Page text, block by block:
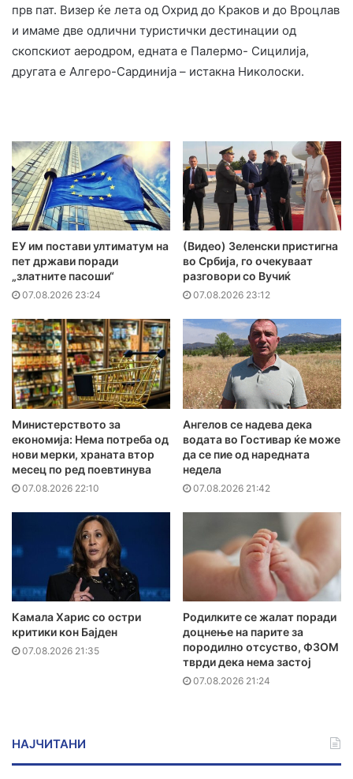
прв пат. Визер ќе лета од Охрид до Краков и до Вроцлав
и имаме две одлични туристички дестинации од
скопскиот аеродром, едната е Палермо- Сицилија,
другата е Алгеро-Сардинија – истакна Николоски.
ЕУ им постави ултиматум на
пет држави поради
„златните пасоши“
07.08.2026 23:24
(Видео) Зеленски пристигна
во Србија, го очекуваат
разговори со Вучиќ
07.08.2026 23:12
Министерството за
економија: Нема потреба од
нови мерки, храната втор
месец по ред поевтинува
07.08.2026 22:10
Ангелов се надева дека
водата во Гостивар ќе може
да се пие од наредната
недела
07.08.2026 21:42
Камала Харис со остри
критики кон Бајден
07.08.2026 21:35
Родилките се жалат поради
доцнење на парите за
породилно отсуство, ФЗОМ
тврди дека нема застој
07.08.2026 21:24
НАЈЧИТАНИ